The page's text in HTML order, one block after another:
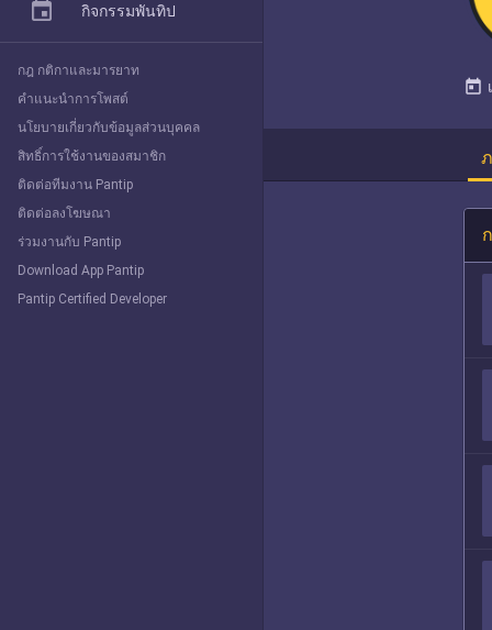
today
Explore
กิจกรรมพันทิป
กฎ กติกาและมารยาท
คำแนะนำการโพสต์
นโยบายเกี่ยวกับข้อมูลส่วนบุคคล
สิทธิ์การใช้งานของสมาชิก
ติดต่อทีมงาน Pantip
ติดต่อลงโฆษณา
ร่วมงานกับ Pantip
Download App Pantip
Pantip Certified Developer